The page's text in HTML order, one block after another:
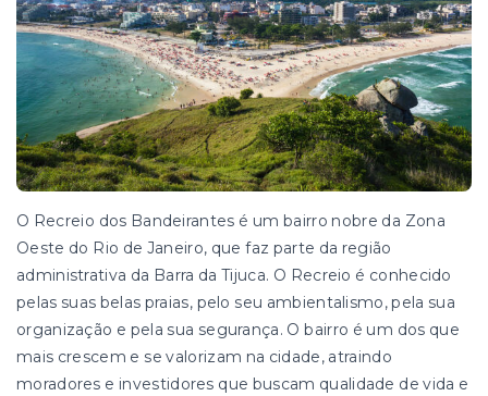
O Recreio dos Bandeirantes é um bairro nobre da Zona
Oeste do Rio de Janeiro, que faz parte da região
administrativa da Barra da Tijuca. O Recreio é conhecido
pelas suas belas praias, pelo seu ambientalismo, pela sua
organização e pela sua segurança. O bairro é um dos que
mais crescem e se valorizam na cidade, atraindo
moradores e investidores que buscam qualidade de vida e